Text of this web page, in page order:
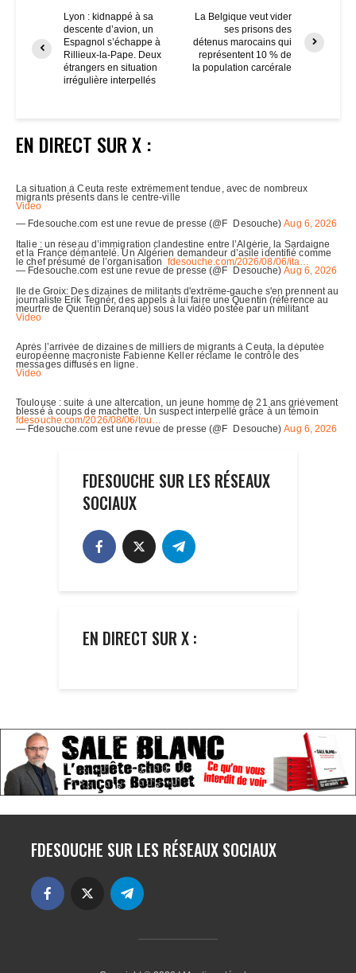
Lyon : kidnappé à sa
descente d’avion, un
Espagnol s’échappe à
Rillieux-la-Pape. Deux
étrangers en situation
irrégulière interpellés
La Belgique veut vider
ses prisons des
détenus marocains qui
représentent 10 % de
la population carcérale
EN DIRECT SUR X :
FDESOUCHE SUR LES RÉSEAUX
SOCIAUX
EN DIRECT SUR X :
FDESOUCHE SUR LES RÉSEAUX SOCIAUX